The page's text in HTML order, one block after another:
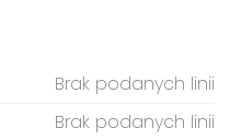
Brak podanych linii
Brak podanych linii